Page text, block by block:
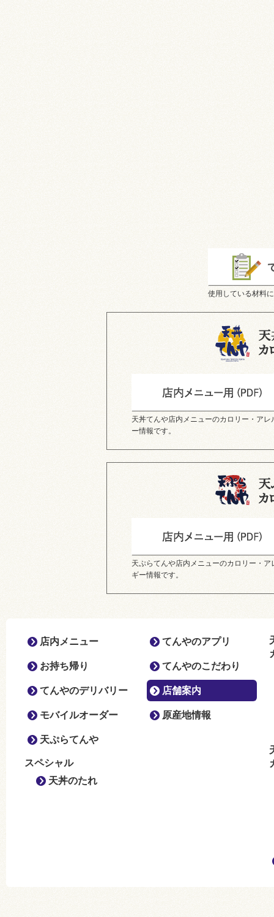
使用している材料
天丼てんや店内メニューのカロリー・アレ
ー情報です。
天ぷらてんや店内メニューのカロリー・ア
ギー情報です。
店内メニュー
お持ち帰り
てんやのデリバリー
モバイルオーダー
天ぷらてんや
スペシャル
天丼のたれ
てんやのアプリ
てんやのこだわり
店舗案内
原産地情報